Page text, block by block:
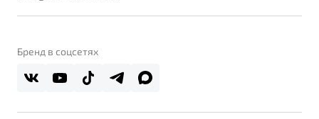
Belgee Линк
Контакты
О дилерском центре
Правовая информация
Бренд в соцсетях